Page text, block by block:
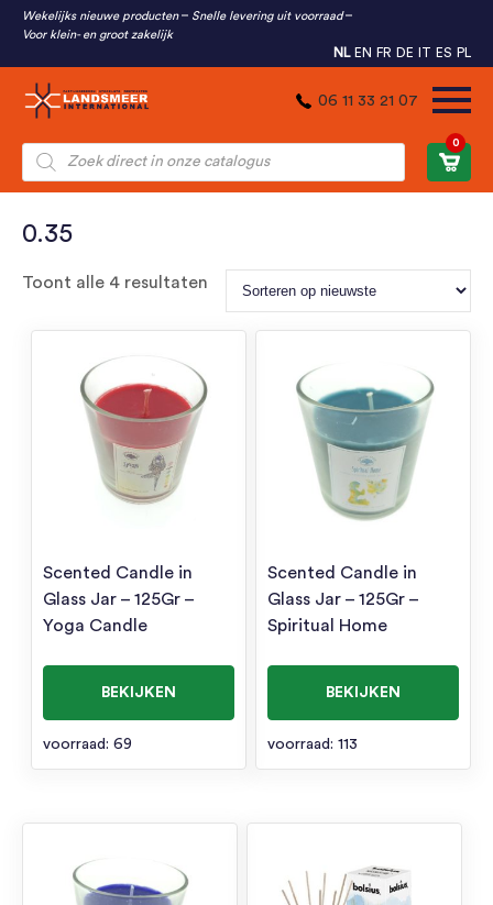
Wekelijks nieuwe producten
Snelle levering uit voorraad
Voor klein- en groot zakelijk
NL EN FR DE IT ES PL
06 11 33 21 07
Producten
zoeken
0
0.35
Toont alle 4 resultaten Gesorteerd
op
nieuwste
Scented Candle in
Glass Jar – 125Gr –
Yoga Candle
BEKIJKEN
voorraad: 69
Scented Candle in
Glass Jar – 125Gr –
Spiritual Home
BEKIJKEN
voorraad: 113